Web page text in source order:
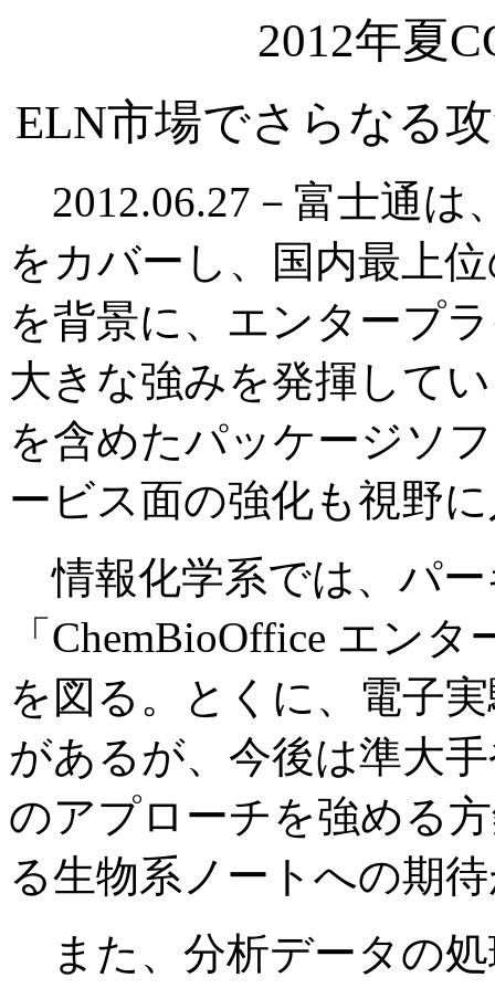
2012年夏
ELN市場でさらなる
2012.06.27－富士通は
をカバーし、国内最上
を背景に、エンタープ
大きな強みを発揮して
を含めたパッケージソ
ービス面の強化も視野
情報化学系では、パ
「ChemBioOffice エン
を図る。とくに、電子
があるが、今後は準大
のアプローチを強める
る生物系ノートへの期
また、分析データの